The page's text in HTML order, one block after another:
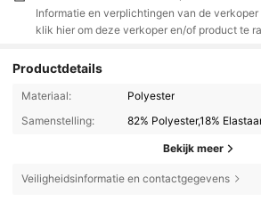
Informatie en verplichtingen van de verkoper
klik hier om deze verkoper en/of product te
Productdetails
Materiaal:
Polyester
Samenstelling:
82% Polyester,18%
Bekijk meer
Veiligheidsinformatie en contactgegevens